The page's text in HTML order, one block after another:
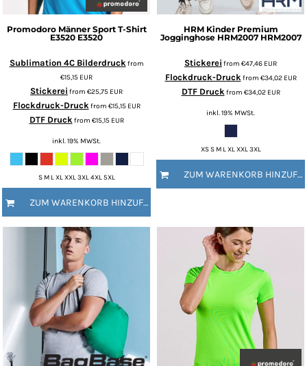
Promodoro Männer Sport T-Shirt
E3520 E3520
Sublimation 4C Bilderdruckfrom
€15,15 EUR
Stickerei from €25,75 EUR
Flockdruck-Druckfrom €15,15 EUR
DTF Druckfrom €15,15 EUR
inkl. 19% MWSt.
S M L XL XXL 3XL 4XL 5XL
ZUM WARENKORB HINZUFÜGEN
HRM Kinder Premium
Jogginghose HRM2007 HRM2007
Stickerei from €47,46 EUR
Flockdruck-Druckfrom €34,02 EUR
DTF Druckfrom €34,02 EUR
inkl. 19% MWSt.
XS S M L XL XXL 3XL
ZUM WARENKORB HINZUFÜGEN